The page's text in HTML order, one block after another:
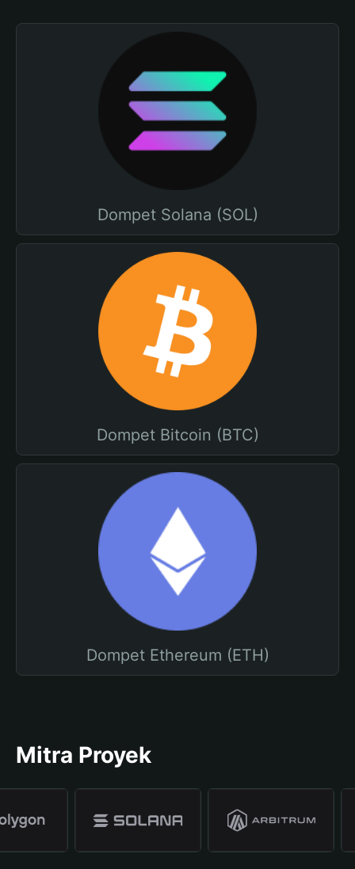
Dompet Solana (SOL)
Dompet Bitcoin (BTC)
Dompet Ethereum (ETH)
Mitra Proyek